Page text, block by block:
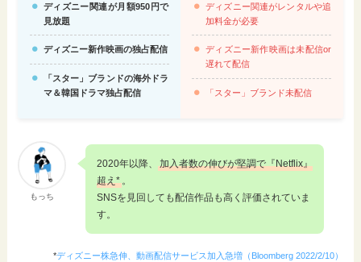
ディズニー関連が月額950円で
見放題
ディズニー新作映画の独占配信
「スター」ブランドの海外ドラ
マ＆韓国ドラマ独占配信
ディズニー関連がレンタルや追
加料金が必要
ディズニー新作映画は未配信or
遅れて配信
「スター」ブランド未配信
もっち
2020年以降、
加入者数の伸びが堅調で『Netflix』
超え*。
SNSを見回しても配信作品も高く評価されていま
す。
*ディズニー株急伸、動画配信サービス加入急増（Bloomberg 2022/2/10）